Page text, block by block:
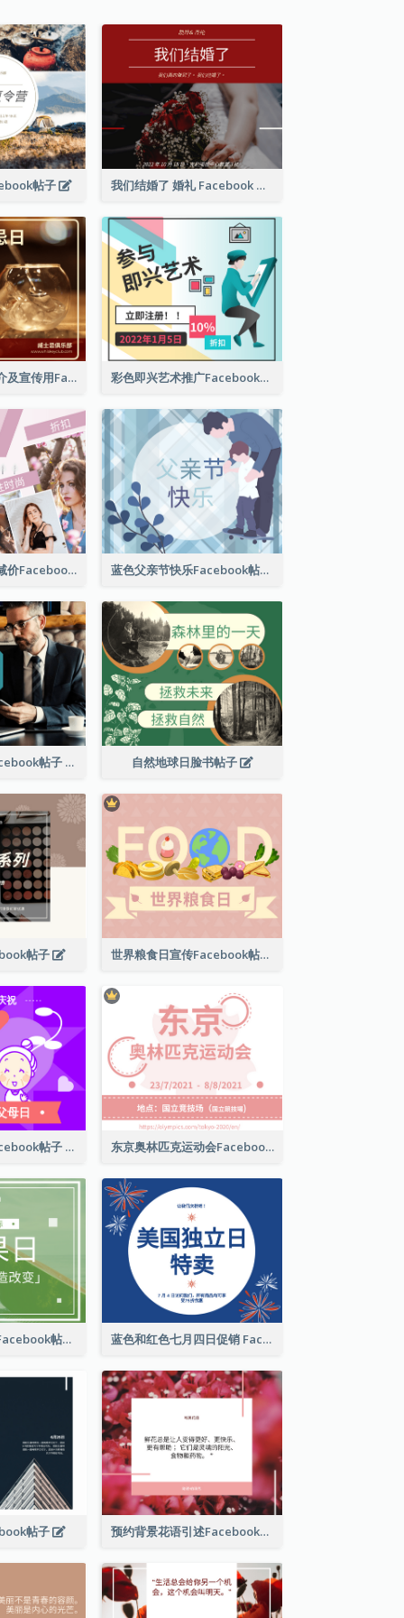
帖子 我们结婚了 婚礼 Facebook 帖子
世界威士忌日简介及宣传用Facebook帖子 彩色即兴艺术推广Facebook帖子
女性时尚春季大减价Facebook帖子 蓝色父亲节快乐Facebook帖子
商业解决方案Facebook帖子 自然地球日脸书帖子
帖子 世界粮食日宣传Facebook帖子
国际祖父母日Facebook帖子 东京奥林匹克运动会Facebook帖子
国际水果日推广Facebook帖子 蓝色和红色七月四日促销 Facebook 帖子
帖子 预约背景花语引述Facebook帖子